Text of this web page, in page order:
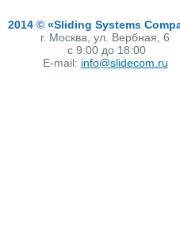
2014 © «Sliding Systems
г. Москва, ул. Вербная, 6
с 9:00 до 18:00
E-mail: info@slidecom.ru